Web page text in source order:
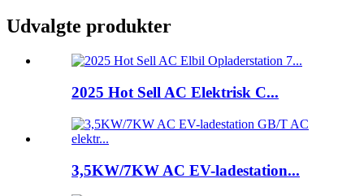
Udvalgte produkter
2025 Hot Sell AC Elektrisk C...
3,5KW/7KW AC EV-ladestation...